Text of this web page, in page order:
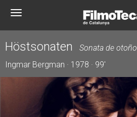
Toggle
Höstsonaten
Sonata de otoño
Ingmar Bergman · 1978 · 99'